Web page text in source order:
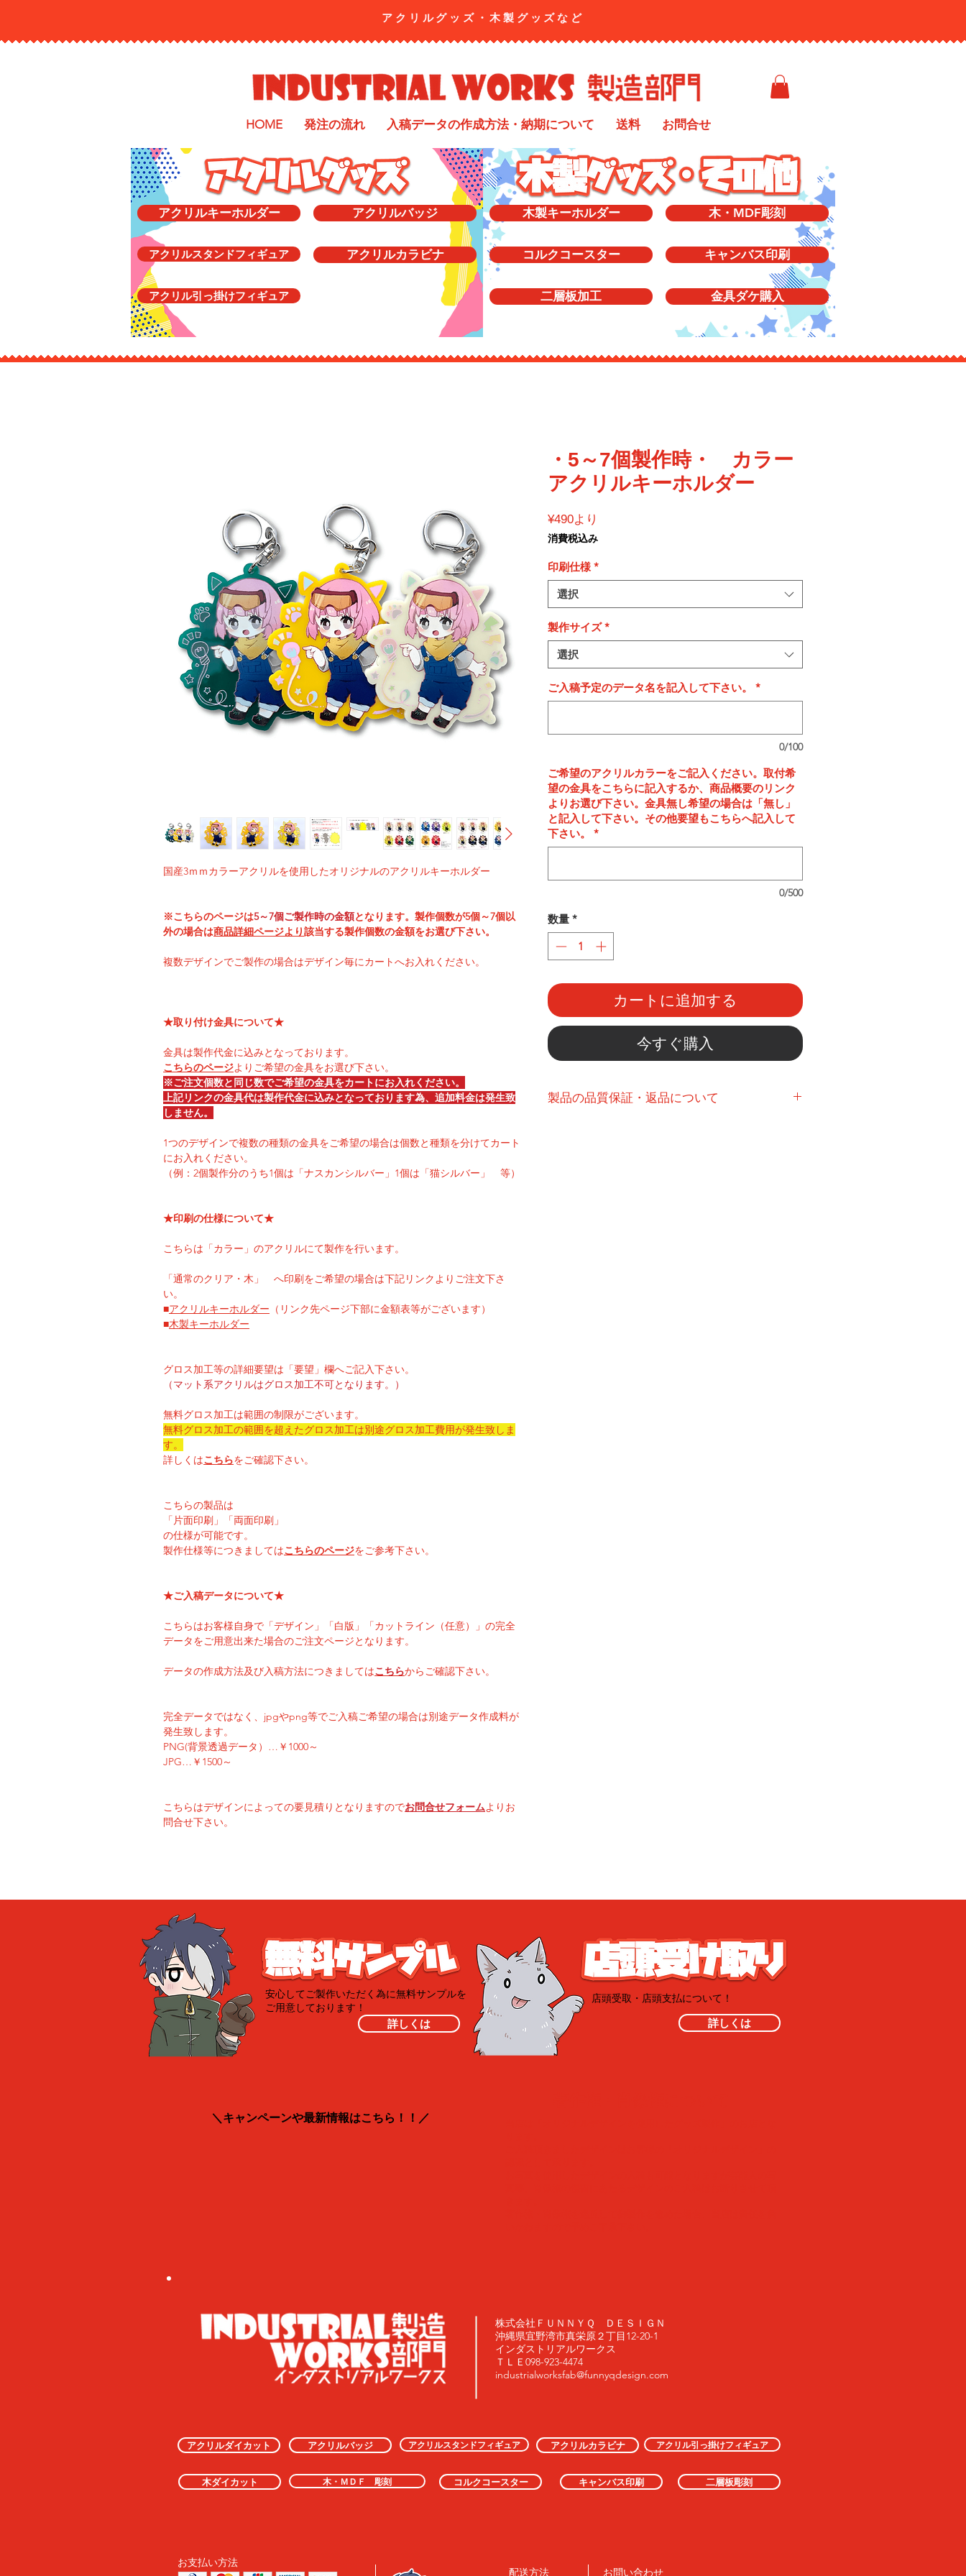
アクリルグッズ・​木製グッズなど
HOME 発注の流れ 入稿データの作成方法・納期について 送料 お問合せ
アクリルキーホルダー
アクリルスタンドフィギュア
アクリルバッジ
アクリルカラビナ
アクリル引っ掛けフィギュア
木製キーホルダー
コルクコースター
木・MDF彫刻
キャンバス印刷
二層板加工 金具ダケ購入
国産3ｍｍカラーアクリルを使用したオリジナルのアクリルキーホルダー
※こちらのページは5～7個ご製作時の金額となります。製作個数が5個～7個以
外の場合は商品詳細ページより該当する製作個数の金額をお選び下さい。
複数デザインでご製作の場合はデザイン毎にカートへお入れください。
★取り付け金具について★
金具は製作代金に込みとなっております。
こちらのページよりご希望の金具をお選び下さい。
※ご注文個数と同じ数でご希望の金具をカートにお入れください。
上記リンクの金具代は製作代金に込みとなっております為、追加料金は発生致
しません。
1つのデザインで複数の種類の金具をご希望の場合は個数と種類を分けてカート
にお入れください。
（例：2個製作分のうち1個は「ナスカンシルバー」1個は「猫シルバー」 等）
★印刷の仕様について★
こちらは「カラー」のアクリルにて製作を行います。
「通常のクリア・木」 へ印刷をご希望の場合は下記リンクよりご注文下さ
い。
■アクリルキーホルダー （リンク先ページ下部に金額表等がございます）
■木製キーホルダー
グロス加工等の詳細要望は「要望」欄へご記入下さい。
（マット系アクリルはグロス加工不可となります。）
無料グロス加工は範囲の制限がございます。
無料グロス加工の範囲を超えたグロス加工は別途グロス加工費用が発生致しま
す。
詳しくはこちらをご確認下さい。
こちらの製品は
「片面印刷」「両面印刷」
の仕様が可能です。
製作仕様等につきましてはこちらのページをご参考下さい。
★ご入稿データについて★
こちらはお客様自身で「デザイン」「白版」「カットライン（任意）」の完全
データをご用意出来た場合のご注文ページとなります。
データの作成方法及び入稿方法につきましてはこちらからご確認下さい。
完全データではなく、jpgやpng等でご入稿ご希望の場合は別途データ作成料が
発生致します。
PNG(背景透過データ）…￥1000～
JPG…￥1500～
こちらはデザインによっての要見積りとなりますのでお問合せフォームよりお
問合せ下さい。
・5～7個製作時・ カラー
アクリルキーホルダー
¥490より
価
格
消費税込み
印刷仕様 *
選択
製作サイズ *
選択
ご入稿予定のデータ名を記入して下さい。 *
0/100
ご希望のアクリルカラーをご記入ください。取付希
望の金具をこちらに記入するか、商品概要のリンク
よりお選び下さい。金具無し希望の場合は「無し」
と記入して下さい。その他要望もこちらへ記入して
下さい。
*
0/500
数量 *
カートに追加する
今すぐ購入
製品の品質保証・返品について
安心してご製作いただく為に無料サンプルを
ご用意しております！
詳しくは
​店頭受取・店頭支払について！
詳しくは
＼キャンペーンや最新情報はこちら！！／
株式会社ＦＵＮＮＹＱ ＤＥＳＩＧＮ
沖縄県宜野湾市真栄原２丁目12-20-1
インダストリアルワークス
ＴＬＥ098-923-4474
industrialworksfab@funnyqdesign.com
アクリルダイカット アクリルバッジ アクリルスタンドフィギュア アクリルカラビナ アクリル引っ掛けフィギュア
木ダイカット 木・ＭＤＦ 彫刻 コルクコースター キャンバス印刷 二層板彫刻
お支払い方法
配送方法 お問い合わせ